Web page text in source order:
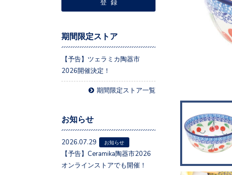
期間限定ストア
【予告】ツェラミカ陶器市
2026開催決定！
期間限定ストア一覧
お知らせ
2026.07.29 お知らせ
【予告】Ceramika陶器市2026
オンラインストアでも開催！